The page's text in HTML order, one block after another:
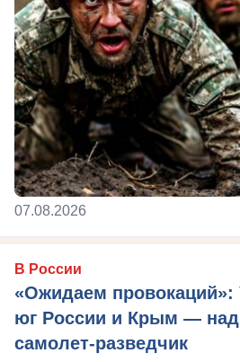
07.08.2026
В России
«Ожидаем провокаций»:
юг России и Крым — над
самолет-разведчик